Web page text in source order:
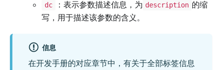
dc ：表示参数描述信息，为 description 的缩
写，用于描述该参数的含义。
信息
在开发手册的对应章节中，有关于全部标签信息